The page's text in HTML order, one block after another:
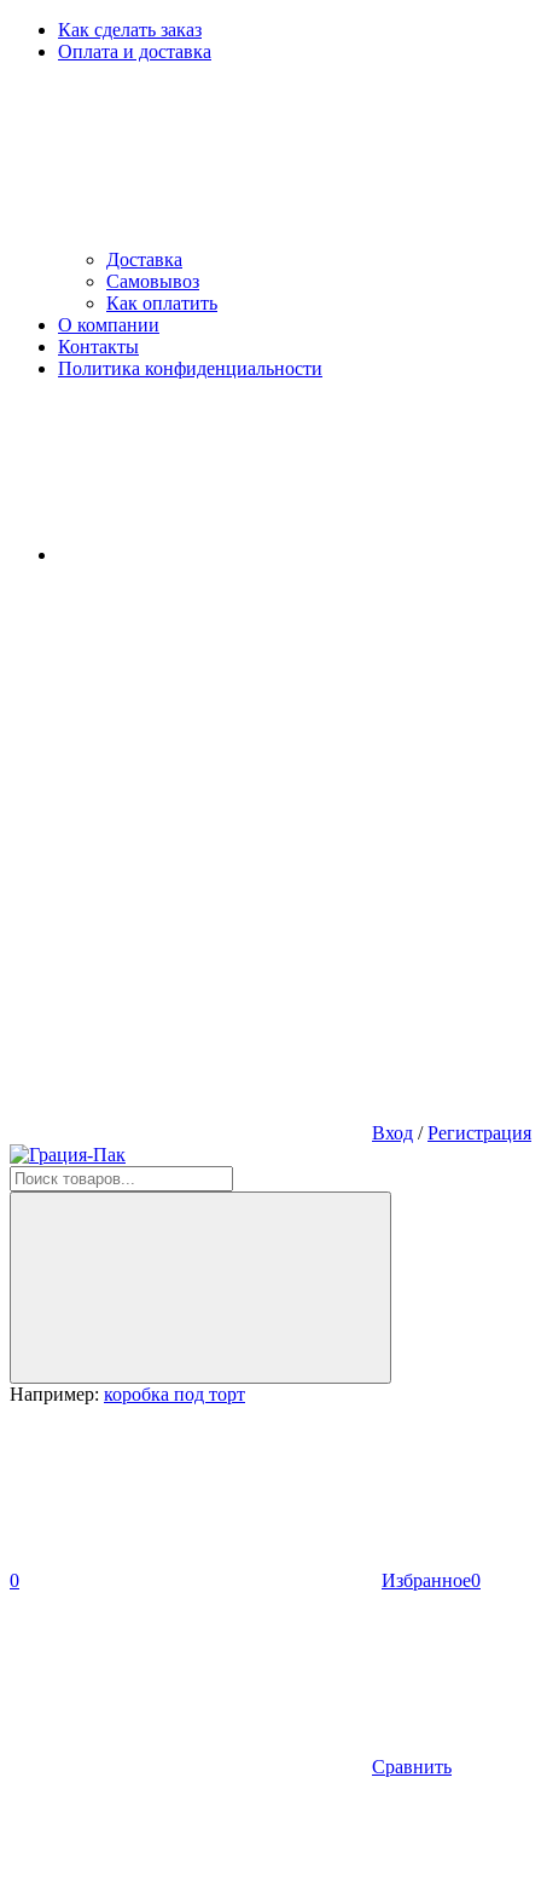
Как сделать заказ
Оплата и доставка
Доставка
Самовывоз
Как оплатить
О компании
Контакты
Политика конфиденциальности
Вход /Регистрация
Например: коробка под торт
0 Избранное0
Сравнить